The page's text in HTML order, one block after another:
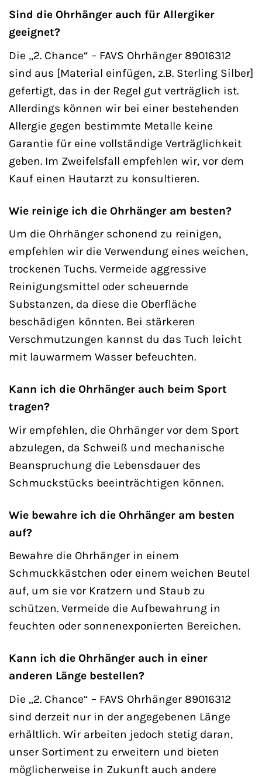
Sind die Ohrhänger auch für Allergiker
geeignet?
Die „2. Chance“ – FAVS Ohrhänger 89016312
sind aus [Material einfügen, z.B. Sterling Silber]
gefertigt, das in der Regel gut verträglich ist.
Allerdings können wir bei einer bestehenden
Allergie gegen bestimmte Metalle keine
Garantie für eine vollständige Verträglichkeit
geben. Im Zweifelsfall empfehlen wir, vor dem
Kauf einen Hautarzt zu konsultieren.
Wie reinige ich die Ohrhänger am besten?
Um die Ohrhänger schonend zu reinigen,
empfehlen wir die Verwendung eines weichen,
trockenen Tuchs. Vermeide aggressive
Reinigungsmittel oder scheuernde
Substanzen, da diese die Oberfläche
beschädigen könnten. Bei stärkeren
Verschmutzungen kannst du das Tuch leicht
mit lauwarmem Wasser befeuchten.
Kann ich die Ohrhänger auch beim Sport
tragen?
Wir empfehlen, die Ohrhänger vor dem Sport
abzulegen, da Schweiß und mechanische
Beanspruchung die Lebensdauer des
Schmuckstücks beeinträchtigen können.
Wie bewahre ich die Ohrhänger am besten
auf?
Bewahre die Ohrhänger in einem
Schmuckkästchen oder einem weichen Beutel
auf, um sie vor Kratzern und Staub zu
schützen. Vermeide die Aufbewahrung in
feuchten oder sonnenexponierten Bereichen.
Kann ich die Ohrhänger auch in einer
anderen Länge bestellen?
Die „2. Chance“ – FAVS Ohrhänger 89016312
sind derzeit nur in der angegebenen Länge
erhältlich. Wir arbeiten jedoch stetig daran,
unser Sortiment zu erweitern und bieten
möglicherweise in Zukunft auch andere